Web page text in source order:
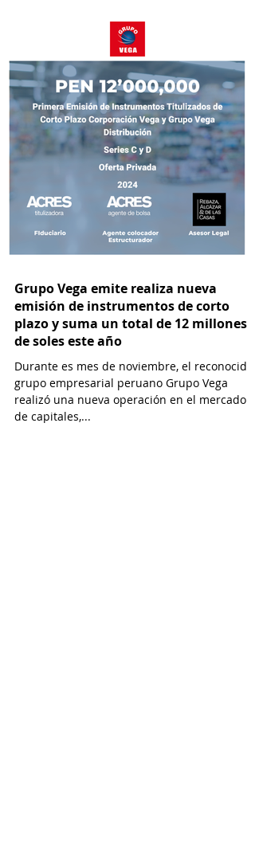
Grupo Vega emite realiza nueva
emisión de instrumentos de corto
plazo y suma un total de 12 millones
de soles este año
Durante es mes de noviembre, el reconocido
grupo empresarial peruano Grupo Vega
realizó una nueva operación en el mercado
de capitales,...